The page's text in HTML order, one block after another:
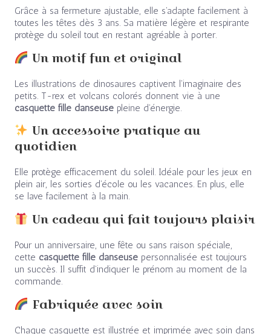
Grâce à sa fermeture ajustable, elle s’adapte facilement à
toutes les têtes dès 3 ans. Sa matière légère et respirante
protège du soleil tout en restant agréable à porter.
Un motif fun et original
Les illustrations de dinosaures captivent l’imaginaire des
petits. T-rex et volcans colorés donnent vie à une
casquette fille danseusepleine d’énergie.
Un accessoire pratique au
quotidien
Elle protège efficacement du soleil. Idéale pour les jeux en
plein air, les sorties d’école ou les vacances. En plus, elle
se lave facilement à la main.
Un cadeau qui fait toujours plaisir
Pour un anniversaire, une fête ou sans raison spéciale,
cette casquette fille danseusepersonnalisée est toujours
un succès. Il suffit d’indiquer le prénom au moment de la
commande.
Fabriquée avec soin
Chaque casquette est illustrée et imprimée avec soin dans